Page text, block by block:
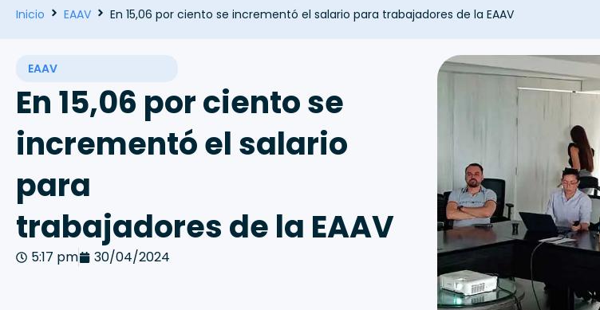
Inicio EAAV En 15,06 por ciento se incrementó el salario para trabajadores de la EAAV
EAAV
En 15,06 por ciento se
incrementó el salario
para
trabajadores de la EAAV
5:17 pm 30/04/2024